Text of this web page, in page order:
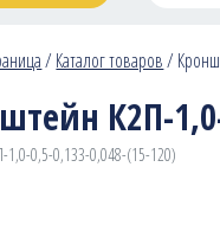
/Каталог товаров/
К2П-
1,0-0,5-0,133-0,048-(15-120)